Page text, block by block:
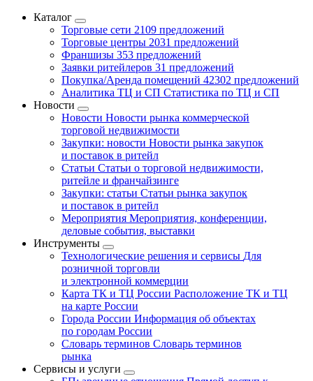
Каталог
Торговые сети 2109 предложений
Торговые центры 2031 предложений
Франшизы 353 предложений
Заявки ритейлеров 31 предложений
Покупка/Аренда помещений 42302 предложений
Аналитика ТЦ и СП Статистика по ТЦ и СП
Новости
Новости Новости рынка коммерческой
торговой недвижимости
Закупки: новости Новости рынка закупок
и поставок в ритейл
Статьи Статьи о торговой недвижимости,
ритейле и франчайзинге
Закупки: статьи Статьи рынка закупок
и поставок в ритейл
Мероприятия Мероприятия, конференции,
деловые события, выставки
Инструменты
Технологические решения и сервисы Для
розничной торговли
и электронной коммерции
Карта ТК и ТЦ России Расположение ТК и ТЦ
на карте России
Города России Информация об объектах
по городам России
Словарь терминов Словарь терминов
рынка
Сервисы и услуги